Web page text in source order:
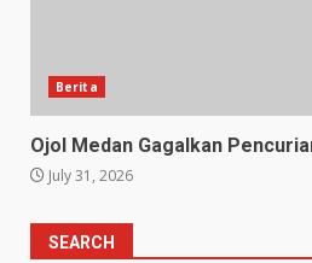
Berita
Ojol Medan Gagalkan
July 31, 2026
SEARCH